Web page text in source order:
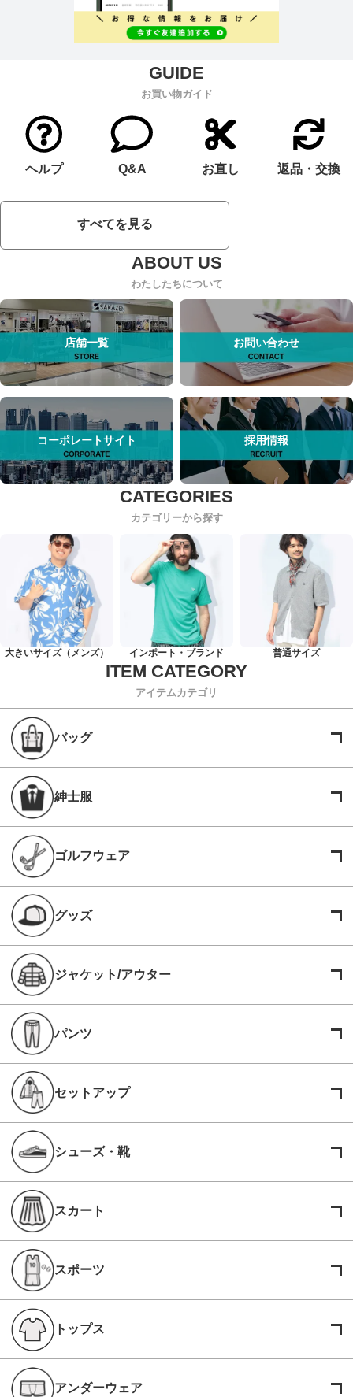
お買い物ガイド
ヘルプ Q&A お直し 返品・交換
すべてを見る
わたしたちについて
店舗一覧 お問い合わせ
コーポレートサイト 採用情報
カテゴリーから探す
大きいサイズ（メンズ） インポート・ブランド 普通サイズ
アイテムカテゴリ
バッグ
紳士服
ゴルフウェア
グッズ
ジャケット/アウター
パンツ
セットアップ
シューズ・靴
スカート
スポーツ
トップス
アンダーウェア